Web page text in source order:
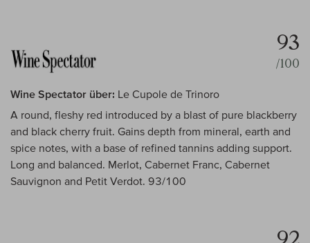
93
/100
Wine Spectator über: Le Cupole de Trinoro
A round, fleshy red introduced by a blast of pure blackberry
and black cherry fruit. Gains depth from mineral, earth and
spice notes, with a base of refined tannins adding support.
Long and balanced. Merlot, Cabernet Franc, Cabernet
Sauvignon and Petit Verdot. 93/100